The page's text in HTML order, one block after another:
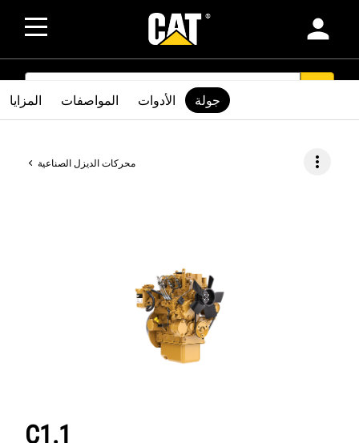
person
SEARCH
محركات الديزل الصناعية more_vert
C1.1
المزايا المواصفات الأدوات جولة